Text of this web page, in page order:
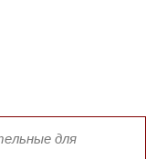
для